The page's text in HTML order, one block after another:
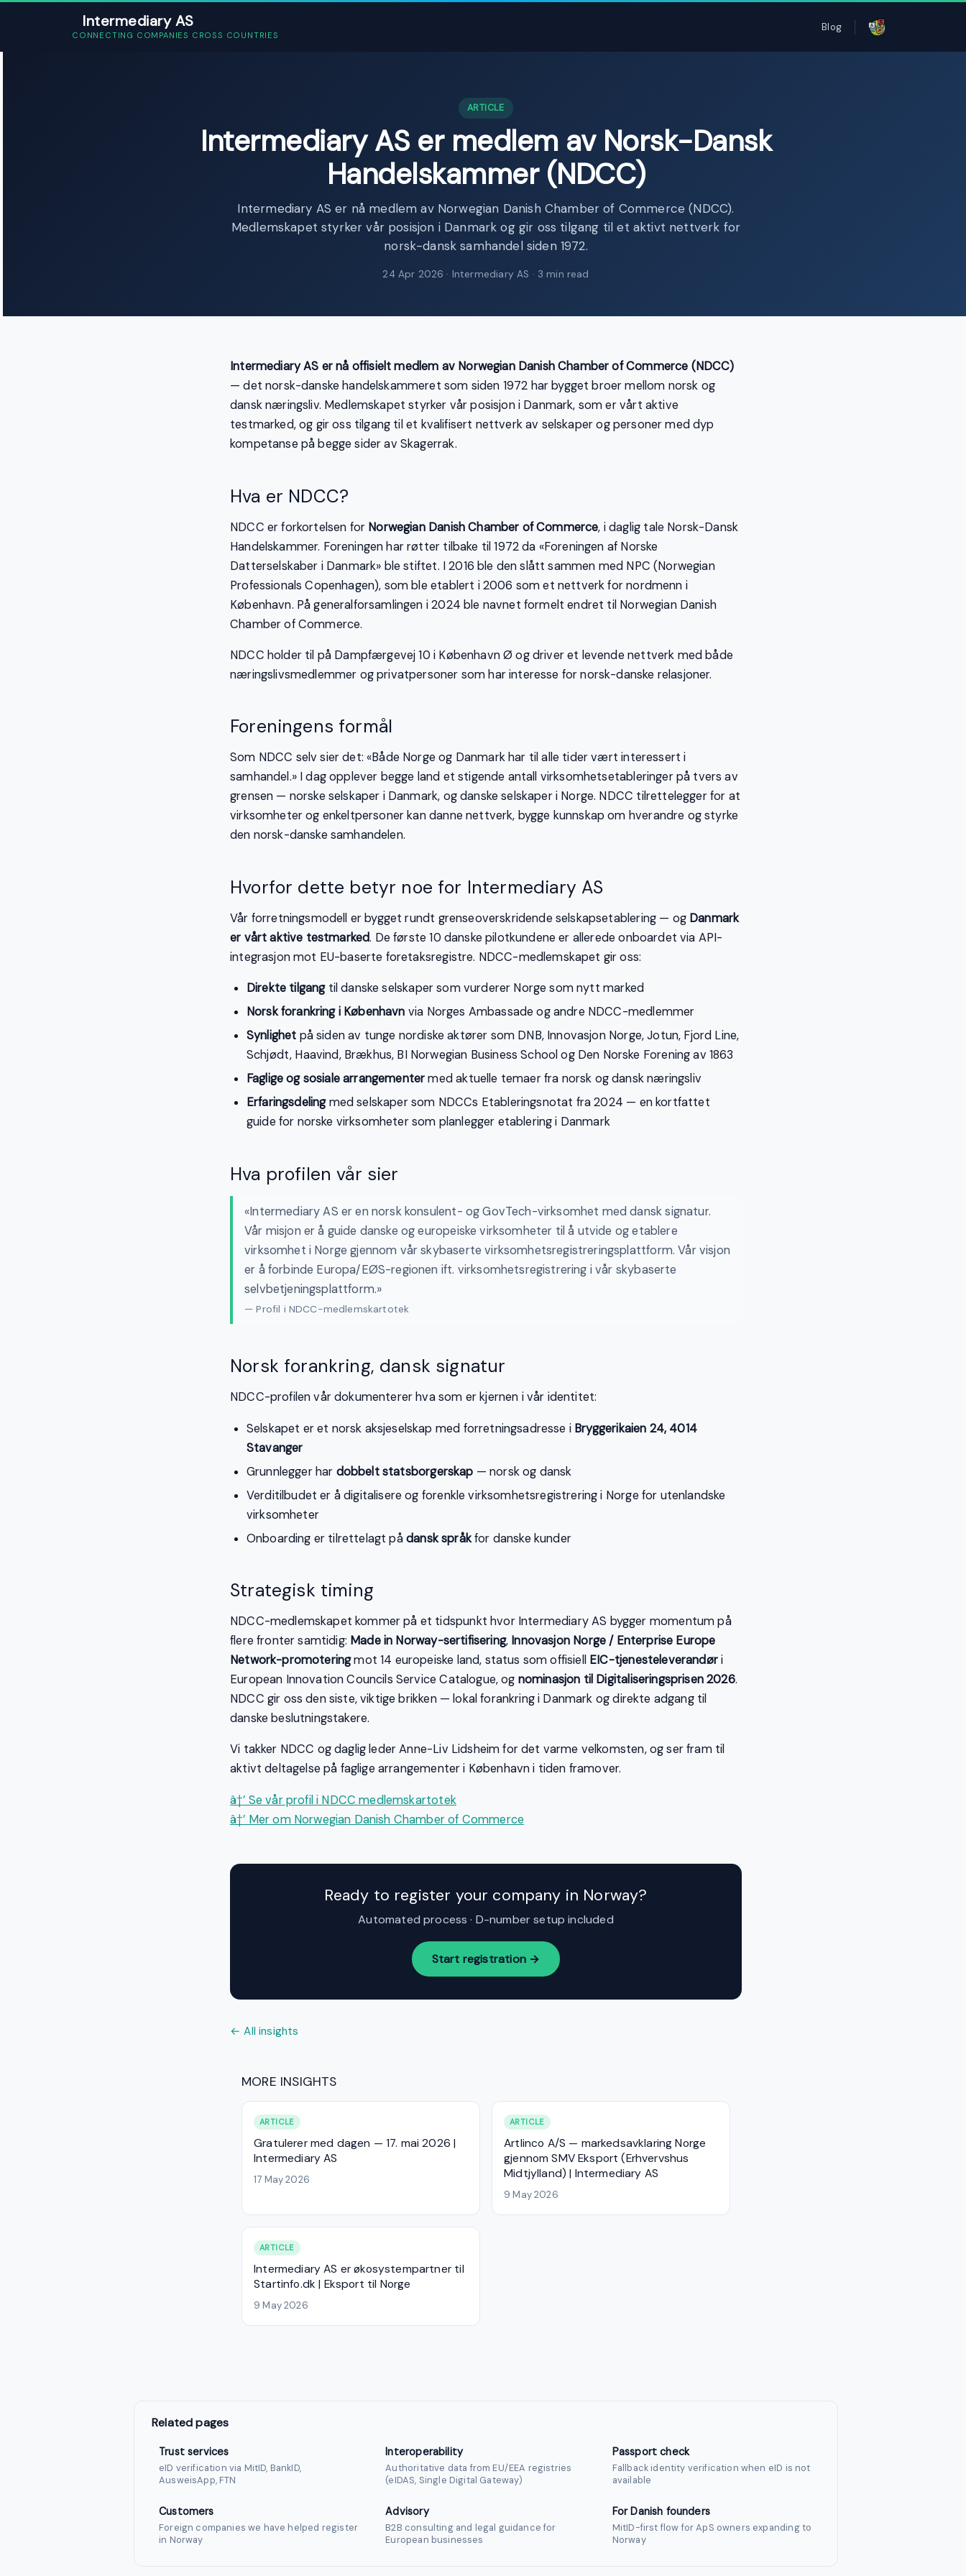
Intermediary AS
CONNECTING COMPANIES CROSS COUNTRIES
Blog
ARTICLE
Intermediary AS er medlem av Norsk-Dansk
Handelskammer (NDCC)
Intermediary AS er nå medlem av Norwegian Danish Chamber of Commerce (NDCC).
Medlemskapet styrker vår posisjon i Danmark og gir oss tilgang til et aktivt nettverk for
norsk-dansk samhandel siden 1972.
24 Apr 2026 · Intermediary AS · 3 min read
Intermediary AS er nå offisielt medlem av Norwegian Danish Chamber of Commerce (NDCC)
— det norsk-danske handelskammeret som siden 1972 har bygget broer mellom norsk og
dansk næringsliv. Medlemskapet styrker vår posisjon i Danmark, som er vårt aktive
testmarked, og gir oss tilgang til et kvalifisert nettverk av selskaper og personer med dyp
kompetanse på begge sider av Skagerrak.
Hva er NDCC?
NDCC er forkortelsen for Norwegian Danish Chamber of Commerce, i daglig tale Norsk-Dansk
Handelskammer. Foreningen har røtter tilbake til 1972 da «Foreningen af Norske
Datterselskaber i Danmark» ble stiftet. I 2016 ble den slått sammen med NPC (Norwegian
Professionals Copenhagen), som ble etablert i 2006 som et nettverk for nordmenn i
København. På generalforsamlingen i 2024 ble navnet formelt endret til Norwegian Danish
Chamber of Commerce.
NDCC holder til på Dampfærgevej 10 i København Ø og driver et levende nettverk med både
næringslivsmedlemmer og privatpersoner som har interesse for norsk-danske relasjoner.
Foreningens formål
Som NDCC selv sier det: «Både Norge og Danmark har til alle tider vært interessert i
samhandel.» I dag opplever begge land et stigende antall virksomhetsetableringer på tvers av
grensen — norske selskaper i Danmark, og danske selskaper i Norge. NDCC tilrettelegger for at
virksomheter og enkeltpersoner kan danne nettverk, bygge kunnskap om hverandre og styrke
den norsk-danske samhandelen.
Hvorfor dette betyr noe for Intermediary AS
Vår forretningsmodell er bygget rundt grenseoverskridende selskapsetablering — og Danmark
er vårt aktive testmarked. De første 10 danske pilotkundene er allerede onboardet via API-
integrasjon mot EU-baserte foretaksregistre. NDCC-medlemskapet gir oss:
Direkte tilgangtil danske selskaper som vurderer Norge som nytt marked
Norsk forankring i København via Norges Ambassade og andre NDCC-medlemmer
Synlighet på siden av tunge nordiske aktører som DNB, Innovasjon Norge, Jotun, Fjord Line,
Schjødt, Haavind, Brækhus, BI Norwegian Business School og Den Norske Forening av 1863
Faglige og sosiale arrangementermed aktuelle temaer fra norsk og dansk næringsliv
Erfaringsdelingmed selskaper som NDCCs Etableringsnotat fra 2024 — en kortfattet
guide for norske virksomheter som planlegger etablering i Danmark
Hva profilen vår sier
«Intermediary AS er en norsk konsulent- og GovTech-virksomhet med dansk signatur.
Vår misjon er å guide danske og europeiske virksomheter til å utvide og etablere
virksomhet i Norge gjennom vår skybaserte virksomhetsregistreringsplattform. Vår visjon
er å forbinde Europa/EØS-regionen ift. virksomhetsregistrering i vår skybaserte
selvbetjeningsplattform.»
— Profil i NDCC-medlemskartotek
Norsk forankring, dansk signatur
NDCC-profilen vår dokumenterer hva som er kjernen i vår identitet:
Selskapet er et norsk aksjeselskap med forretningsadresse i Bryggerikaien 24, 4014
Stavanger
Grunnlegger har dobbelt statsborgerskap — norsk og dansk
Verditilbudet er å digitalisere og forenkle virksomhetsregistrering i Norge for utenlandske
virksomheter
Onboarding er tilrettelagt pådansk språkfor danske kunder
Strategisk timing
NDCC-medlemskapet kommer på et tidspunkt hvor Intermediary AS bygger momentum på
flere fronter samtidig: Made in Norway-sertifisering, Innovasjon Norge / Enterprise Europe
Network-promoteringmot 14 europeiske land, status som offisiell EIC-tjenesteleverandøri
European Innovation Councils Service Catalogue, og nominasjon til Digitaliseringsprisen 2026.
NDCC gir oss den siste, viktige brikken — lokal forankring i Danmark og direkte adgang til
danske beslutningstakere.
Vi takker NDCC og daglig leder Anne-Liv Lidsheim for det varme velkomsten, og ser fram til
aktivt deltagelse på faglige arrangementer i København i tiden framover.
â†’ Se vår profil i NDCC medlemskartotek
â†’ Mer om Norwegian Danish Chamber of Commerce
Ready to register your company in Norway?
Automated process · D-number setup included
Start registration →
← All insights
MORE INSIGHTS
ARTICLE
Gratulerer med dagen — 17. mai 2026 |
Intermediary AS
17 May 2026
ARTICLE
Artlinco A/S — markedsavklaring Norge
gjennom SMV Eksport (Erhvervshus
Midtjylland) | Intermediary AS
9 May 2026
ARTICLE
Intermediary AS er økosystempartner til
Startinfo.dk | Eksport til Norge
9 May 2026
Related pages
Trust services
eID verification via MitID, BankID,
AusweisApp, FTN
Interoperability
Authoritative data from EU/EEA registries
(eIDAS, Single Digital Gateway)
Passport check
Fallback identity verification when eID is not
available
Customers
Foreign companies we have helped register
in Norway
Advisory
B2B consulting and legal guidance for
European businesses
For Danish founders
MitID-first flow for ApS owners expanding to
Norway